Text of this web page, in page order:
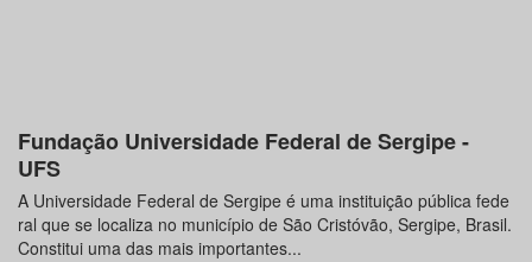
Fundação Universidade Federal de Sergipe -
UFS
A Universidade Federal de Sergipe é uma instituição pública fede
ral que se localiza no município de São Cristóvão, Sergipe, Brasil.
Constitui uma das mais importantes...